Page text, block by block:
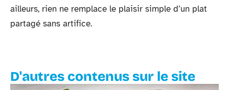
ailleurs, rien ne remplace le plaisir simple d’un plat
partagé sans artifice.
D'autres contenus sur le site